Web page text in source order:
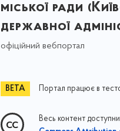
міської ради
державної
офіційний вебпортал
Портал працює в
Весь контент